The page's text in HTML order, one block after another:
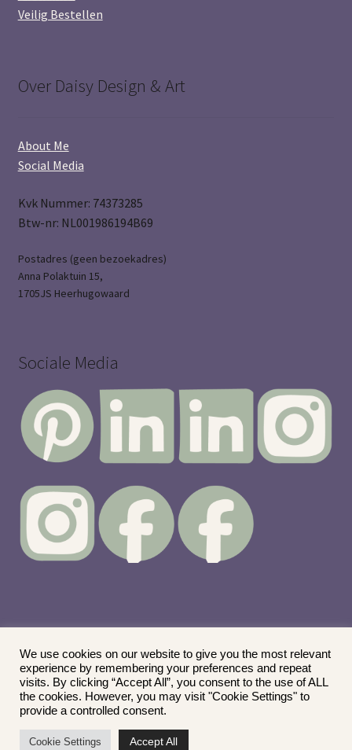
Veilig Bestellen
Over Daisy Design & Art
About Me
Social Media
Kvk Nummer: 74373285
Btw-nr: NL001986194B69
Postadres (geen bezoekadres)
Anna Polaktuin 15,
1705JS Heerhugowaard
Sociale Media
© copyright - Daisy Design & Art - 2019-2024
We use cookies on our website to give you the most relevant
experience by remembering your preferences and repeat
visits. By clicking “Accept All”, you consent to the use of ALL
the cookies. However, you may visit "Cookie Settings" to
provide a controlled consent.
Cookie Settings Accept All